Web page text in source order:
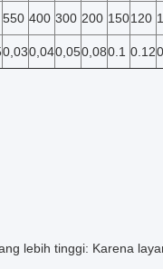
550 400 300 200 150120
0,030,040,050,080.1 0.12
lebih tinggi: Karena